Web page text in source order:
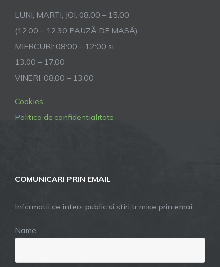
LUNI, MARTI, JOI: 08:00 – 15:00
(12:00 – 12:30 PAUZĂ DE MASĂ)
MIERCURI: 08:00 – 12:00 și
13:00 – 17:00
VINERI: 08:00 – 13:00
Cookies
Politica de confidentialitate
COMUNICARI PRIN EMAIL
Informatii de inters public si stiri trimise prin email
Name